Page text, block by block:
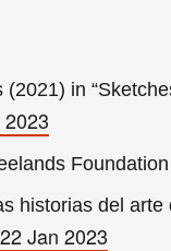
(2021) in
historias del
22 Jan 2023